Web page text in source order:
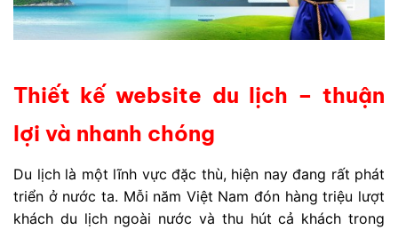
Thiết kế website du lịch – thuận
lợi và nhanh chóng
Du lịch là một lĩnh vực đặc thù, hiện nay đang rất phát
triển ở nước ta. Mỗi năm Việt Nam đón hàng triệu lượt
khách du lịch ngoài nước và thu hút cả khách trong